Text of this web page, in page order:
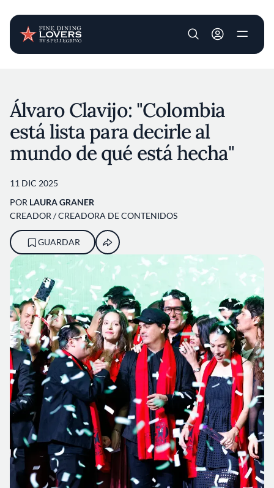
User account
Álvaro Clavijo: "Colombia
está lista para decirle al
mundo de qué está hecha"
11 DIC 2025
POR LAURA GRANER
CREADOR / CREADORA DE CONTENIDOS
GUARDAR